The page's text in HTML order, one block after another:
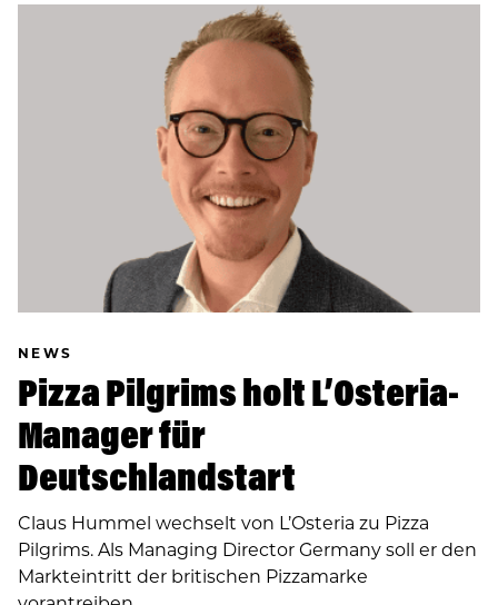
NEWS
Pizza Pilgrims holt L’Osteria-
Manager für
Deutschlandstart
Claus Hummel wechselt von L’Osteria zu Pizza
Pilgrims. Als Managing Director Germany soll er den
Markteintritt der britischen Pizzamarke